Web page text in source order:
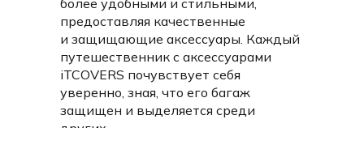
более удобными и стильными,
предоставляя качественные
и защищающие аксессуары. Каждый
путешественник с аксессуарами
iTCOVERS почувствует себя
уверенно, зная, что его багаж
защищен и выделяется среди
других.